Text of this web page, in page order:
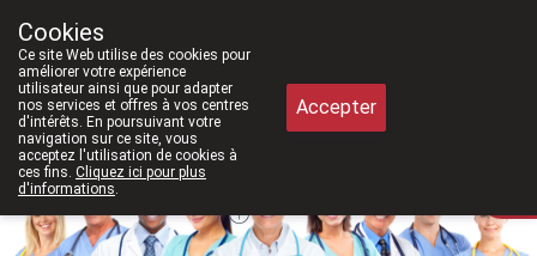
Aujourd'hui A présent
Cookies
Ce site Web utilise des cookies pour
améliorer votre expérience
utilisateur ainsi que pour adapter
nos services et offres à vos centres
d'intérêts. En poursuivant votre
navigation sur ce site, vous
acceptez l'utilisation de cookies à
ces fins. Cliquez ici pour plus
d'informations.
Accepter